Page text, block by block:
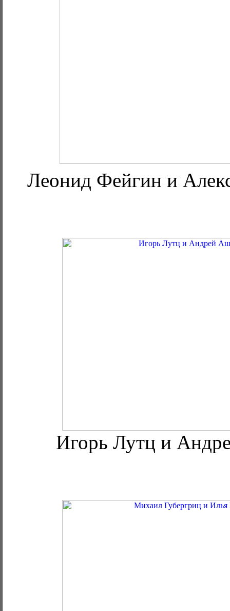
Леонид Фейгин и
Игорь Лутц и